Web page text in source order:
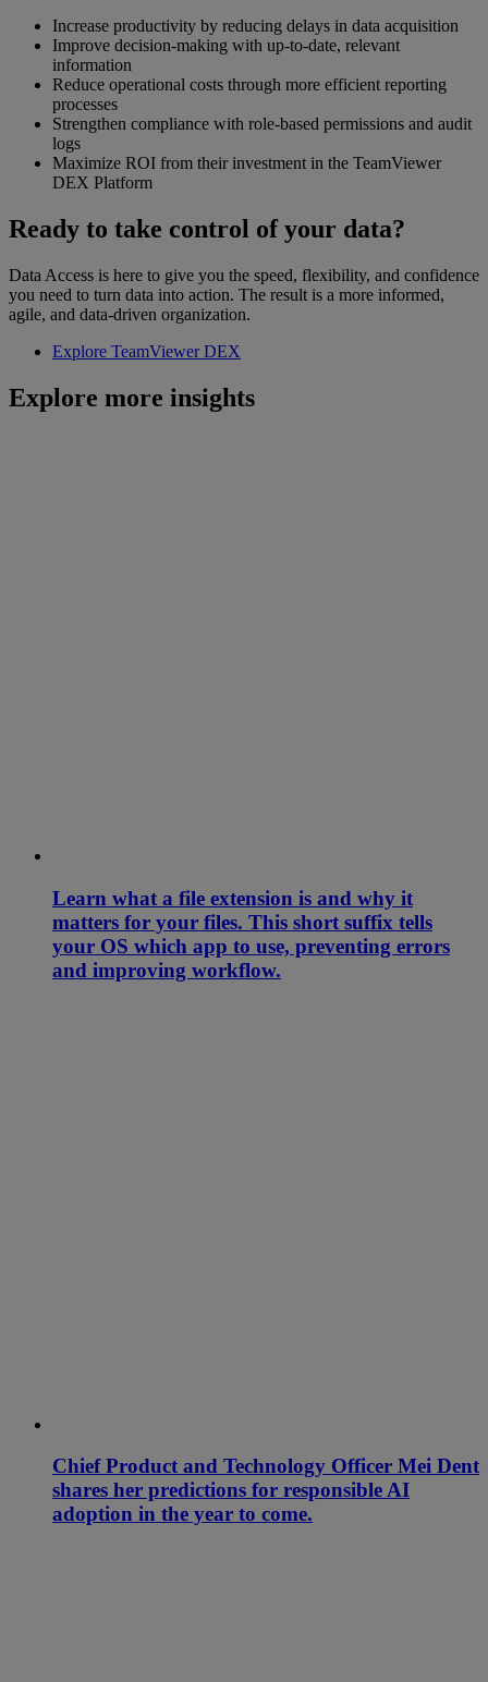
Increase productivity by reducing delays in data acquisition
Improve decision-making with up-to-date, relevant
information
Reduce operational costs through more efficient reporting
processes
Strengthen compliance with role-based permissions and audit
logs
Maximize ROI from their investment in the TeamViewer
DEX Platform
Ready to take control of your data?
Data Access is here to give you the speed, flexibility, and confidence
you need to turn data into action. The result is a more informed,
agile, and data-driven organization.
Explore TeamViewer DEX
Explore more insights
Learn what a file extension is and why it
matters for your files. This short suffix tells
your OS which app to use, preventing errors
and improving workflow.
Chief Product and Technology Officer Mei Dent
shares her predictions for responsible AI
adoption in the year to come.